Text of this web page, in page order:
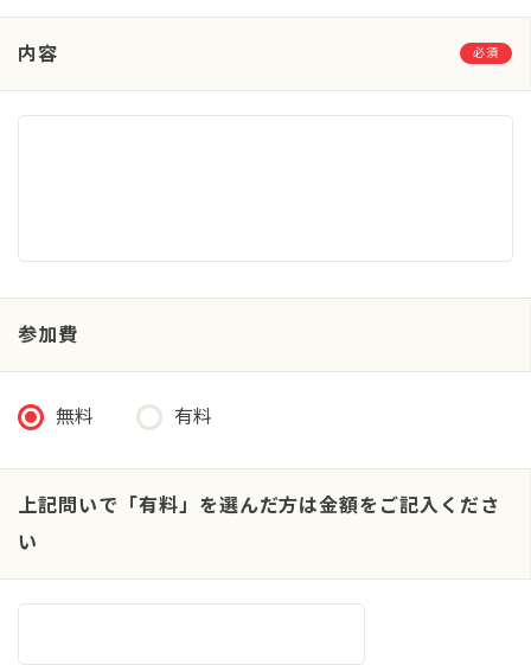
内容 必須
参加費
無料 有料
上記問いで「有料」を選んだ方は金額をご記入くださ
い